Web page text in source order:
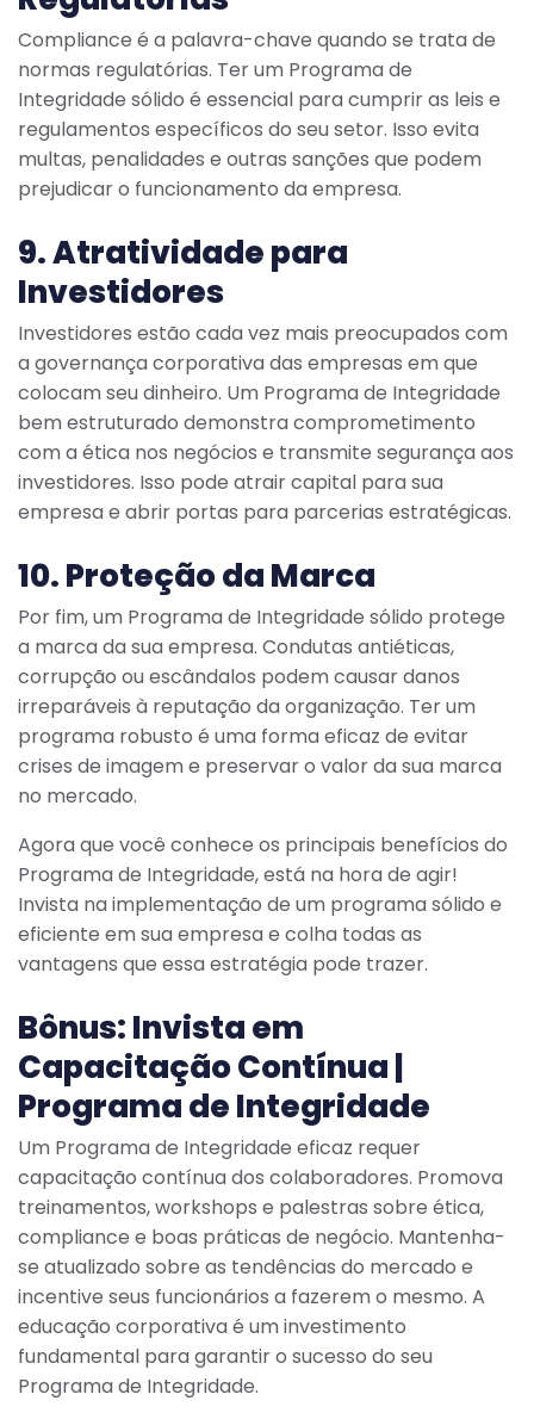
Compliance é a palavra-chave quando se trata de
normas regulatórias. Ter um Programa de
Integridade sólido é essencial para cumprir as leis e
regulamentos específicos do seu setor. Isso evita
multas, penalidades e outras sanções que podem
prejudicar o funcionamento da empresa.
9. Atratividade para
Investidores
Investidores estão cada vez mais preocupados com
a governança corporativa das empresas em que
colocam seu dinheiro. Um Programa de Integridade
bem estruturado demonstra comprometimento
com a ética nos negócios e transmite segurança aos
investidores. Isso pode atrair capital para sua
empresa e abrir portas para parcerias estratégicas.
10. Proteção da Marca
Por fim, um Programa de Integridade sólido protege
a marca da sua empresa. Condutas antiéticas,
corrupção ou escândalos podem causar danos
irreparáveis à reputação da organização. Ter um
programa robusto é uma forma eficaz de evitar
crises de imagem e preservar o valor da sua marca
no mercado.
Agora que você conhece os principais benefícios do
Programa de Integridade, está na hora de agir!
Invista na implementação de um programa sólido e
eficiente em sua empresa e colha todas as
vantagens que essa estratégia pode trazer.
Bônus: Invista em
Capacitação Contínua |
Programa de Integridade
Um Programa de Integridade eficaz requer
capacitação contínua dos colaboradores. Promova
treinamentos, workshops e palestras sobre ética,
compliance e boas práticas de negócio. Mantenha-
se atualizado sobre as tendências do mercado e
incentive seus funcionários a fazerem o mesmo. A
educação corporativa é um investimento
fundamental para garantir o sucesso do seu
Programa de Integridade.